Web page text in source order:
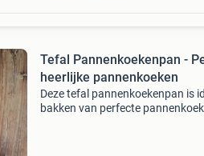
Tefal Pannenkoekenpan -
heerlijke pannenkoeken
Deze tefal pannenkoekenpan is
bakken van perfecte